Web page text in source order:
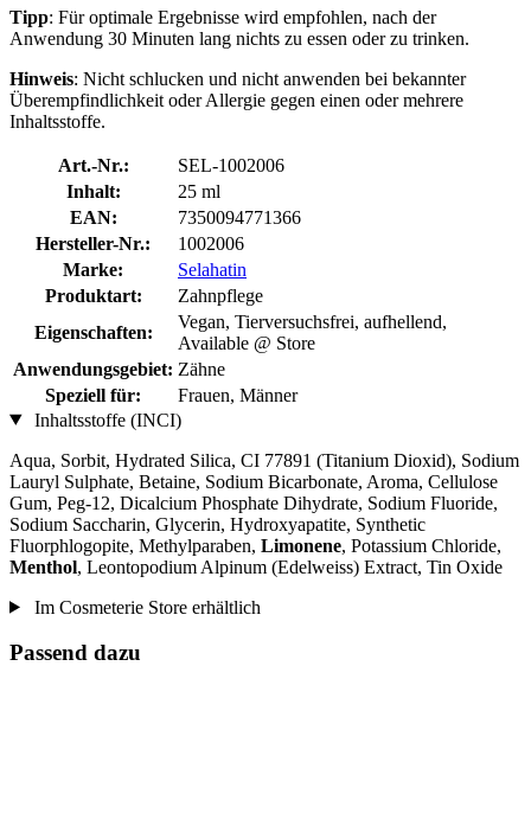
Tipp: Für optimale Ergebnisse wird empfohlen, nach der
Anwendung 30 Minuten lang nichts zu essen oder zu trinken.
Hinweis: Nicht schlucken und nicht anwenden bei bekannter
Überempfindlichkeit oder Allergie gegen einen oder mehrere
Inhaltsstoffe.
Art.-Nr.:
SEL-1002006
Inhalt:
25 ml
EAN:
7350094771366
Hersteller-Nr.:
1002006
Marke:
Selahatin
Produktart:
Zahnpflege
Eigenschaften:
Vegan, Tierversuchsfrei, aufhellend,
Available @ Store
Anwendungsgebiet: Zähne
Speziell für:
Frauen, Männer
Inhaltsstoffe (INCI)
Aqua, Sorbit, Hydrated Silica, CI 77891 (Titanium Dioxid), Sodium
Lauryl Sulphate, Betaine, Sodium Bicarbonate, Aroma, Cellulose
Gum, Peg-12, Dicalcium Phosphate Dihydrate, Sodium Fluoride,
Sodium Saccharin, Glycerin, Hydroxyapatite, Synthetic
Fluorphlogopite, Methylparaben, Limonene, Potassium Chloride,
Menthol, Leontopodium Alpinum (Edelweiss) Extract, Tin Oxide
Im Cosmeterie Store erhältlich
Passend dazu